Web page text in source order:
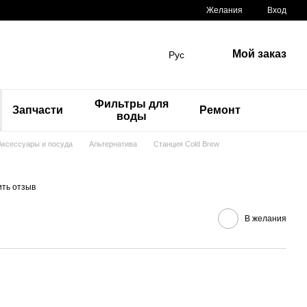
Желания Вход
Рус Мой заказ
Запчасти
Фильтры для
воды
Ремонт
и посуда Альтернатива Станция Cold Brew
отзыв
В желания